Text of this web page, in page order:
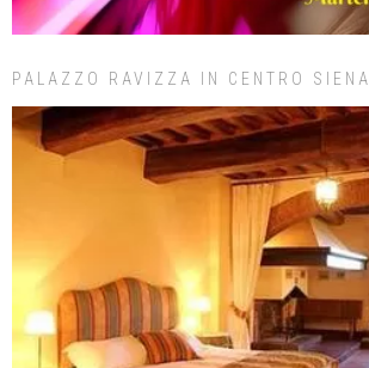
PALAZZO RAVIZZA IN CENTRO SIENA